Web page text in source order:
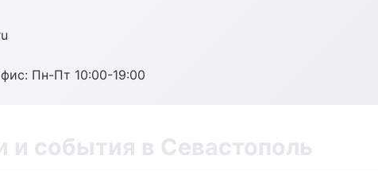
Пн-Пт 10:00-19:00
и события в Севастополь